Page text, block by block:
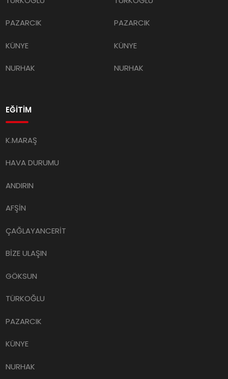
PAZARCIK
KÜNYE
NURHAK
PAZARCIK
KÜNYE
NURHAK
EĞİTİM
K.MARAŞ
HAVA DURUMU
ANDIRIN
AFŞİN
ÇAĞLAYANCERİT
BİZE ULAŞIN
GÖKSUN
TÜRKOĞLU
PAZARCIK
KÜNYE
NURHAK